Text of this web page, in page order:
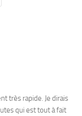
très rapide. Je dirais
qui est tout à fait